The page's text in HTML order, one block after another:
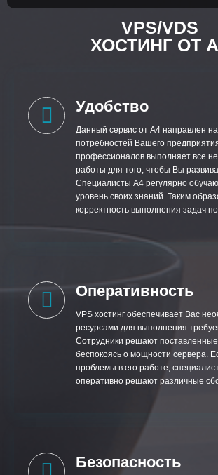
VPS/VDS
ХОСТИНГ ОТ
Удобство
Данный сервис от А4 направлен
потребностей Вашего
профессионалов выполняет все
работы для того, чтобы Вы
Специалисты А4 регулярно
уровень своих знаний. Таким
корректность выполнения задач
Оперативность
VPS хостинг обеспечивает Вас
ресурсами для выполнения
Сотрудники решают
беспокоясь о мощности сервера.
проблемы в его работе,
оперативно решают различные
Безопасность